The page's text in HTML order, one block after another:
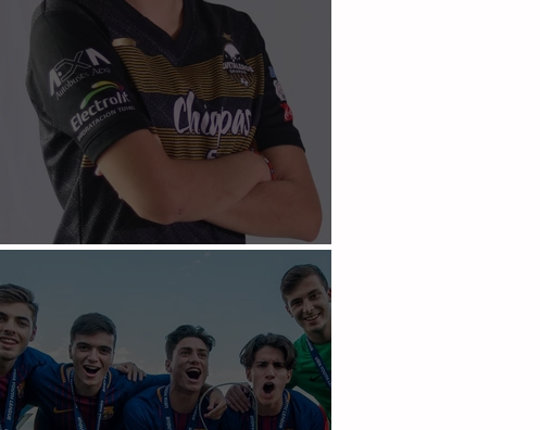
Rinde frutos academia cafetalera